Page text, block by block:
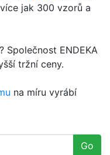
jak 300 vzorů a
ENDEKA
tržní ceny.
na míru vyrábí
Go